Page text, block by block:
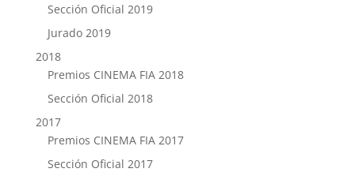
Sección Oficial 2019
Jurado 2019
2018
Premios CINEMA FIA 2018
Sección Oficial 2018
2017
Premios CINEMA FIA 2017
Sección Oficial 2017